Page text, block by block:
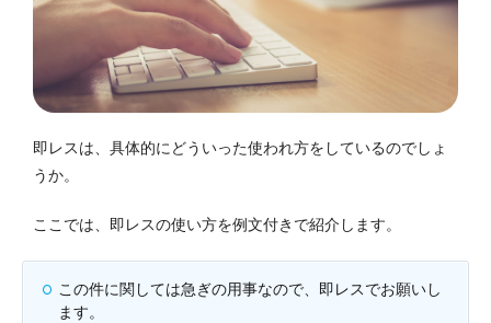
即レスは、具体的にどういった使われ方をしているのでしょ
うか。
ここでは、即レスの使い方を例文付きで紹介します。
この件に関しては急ぎの用事なので、即レスでお願いし
ます。